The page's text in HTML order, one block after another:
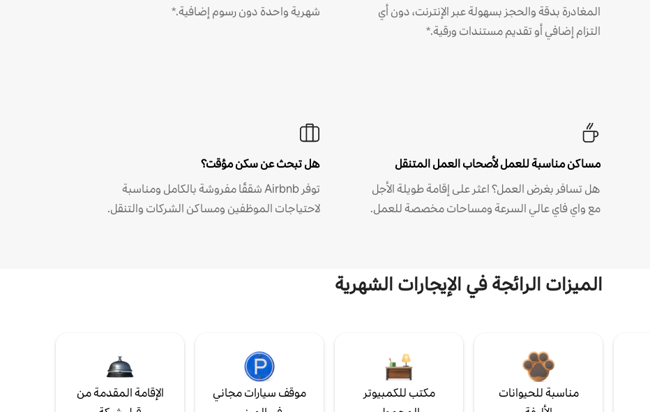
المغادرة بدقة والحجز بسهولة عبر الإنترنت، دون أي
التزام إضافي أو تقديم مستندات ورقية.*
شهرية واحدة دون رسوم إضافية.*
مساكن مناسبة للعمل لأصحاب العمل المتنقل
هل تسافر بغرض العمل؟ اعثر على إقامة طويلة الأجل
مع واي فاي عالي السرعة ومساحات مخصصة للعمل.
هل تبحث عن سكن مؤقت؟
توفر Airbnb شققًا مفروشة بالكامل ومناسبة
لاحتياجات الموظفين ومساكن الشركات والتنقل.
الميزات الرائجة في الإيجارات الشهرية
مناسبة للحيوانات
مكتب للكمبيوتر
موقف سيارات مجاني
الإقامة المقدمة من